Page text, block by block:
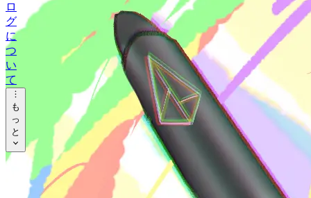
ー
タ
グ
ア
ー
カ
イ
ブ
ロ
グ
に
つ
い
て
も
っ
と